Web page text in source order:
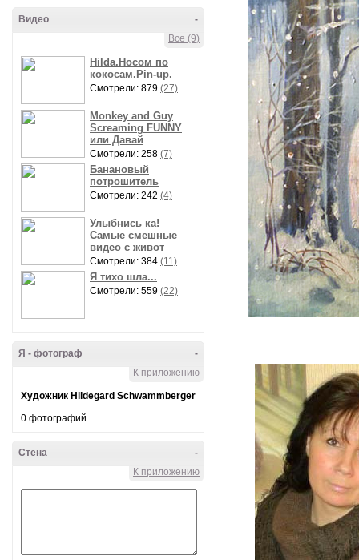
-
Видео
Все (9)
Hilda.Носом по
кокосам.Pin-up.
Смотрели: 879 (27)
Monkey and Guy
Screaming FUNNY
или Давай
Смотрели: 258 (7)
Банановый
потрошитель
Смотрели: 242 (4)
Улыбнись ка!
Самые смешные
видео с живот
Смотрели: 384 (11)
Я тихо шла...
Смотрели: 559 (22)
-
Я - фотограф
К приложению
Художник Hildegard Schwammberger
0 фотографий
-
Стена
К приложению